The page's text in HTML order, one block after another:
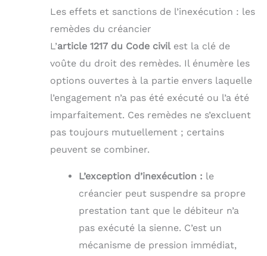
Les effets et sanctions de l’inexécution : les
remèdes du créancier
L’article 1217 du Code civilest la clé de
voûte du droit des remèdes. Il énumère les
options ouvertes à la partie envers laquelle
l’engagement n’a pas été exécuté ou l’a été
imparfaitement. Ces remèdes ne s’excluent
pas toujours mutuellement ; certains
peuvent se combiner.
L’exception d’inexécution : le
créancier peut suspendre sa propre
prestation tant que le débiteur n’a
pas exécuté la sienne. C’est un
mécanisme de pression immédiat,